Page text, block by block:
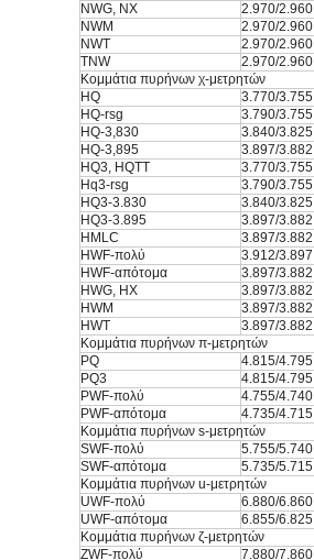
NWG, NX
2.970/2.960
NWM
2.970/2.960
NWT
2.970/2.960
TNW
2.970/2.960
Κομμάτια πυρήνων χ-μετρητών
HQ
3.770/3.755
HQ-rsg
3.790/3.755
HQ-3,830
3.840/3.825
HQ-3,895
3.897/3.882
HQ3, HQTT
3.770/3.755
Hq3-rsg
3.790/3.755
HQ3-3.830
3.840/3.825
HQ3-3.895
3.897/3.882
HMLC
3.897/3.882
HWF-πολύ
3.912/3.897
HWF-απότομα
3.897/3.882
HWG, HX
3.897/3.882
HWM
3.897/3.882
HWT
3.897/3.882
Κομμάτια πυρήνων π-μετρητών
PQ
4.815/4.795
PQ3
4.815/4.795
PWF-πολύ
4.755/4.740
PWF-απότομα
4.735/4.715
Κομμάτια πυρήνων s-μετρητών
SWF-πολύ
5.755/5.740
SWF-απότομα
5.735/5.715
Κομμάτια πυρήνων u-μετρητών
UWF-πολύ
6.880/6.860
UWF-απότομα
6.855/6.825
Κομμάτια πυρήνων ζ-μετρητών
ZWF-πολύ
7.880/7.860